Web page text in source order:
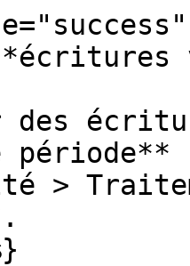
des
>